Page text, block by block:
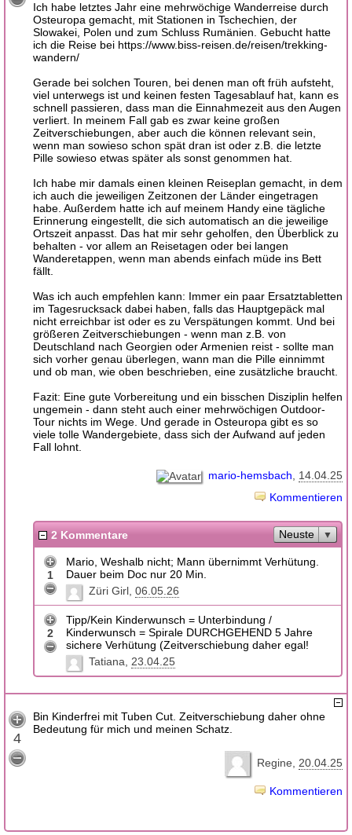
Ich habe letztes Jahr eine mehrwöchige Wanderreise durch
Osteuropa gemacht, mit Stationen in Tschechien, der
Slowakei, Polen und zum Schluss Rumänien. Gebucht hatte
ich die Reise bei https://www.biss-reisen.de/reisen/trekking-
wandern/
Gerade bei solchen Touren, bei denen man oft früh aufsteht,
viel unterwegs ist und keinen festen Tagesablauf hat, kann es
schnell passieren, dass man die Einnahmezeit aus den Augen
verliert. In meinem Fall gab es zwar keine großen
Zeitverschiebungen, aber auch die können relevant sein,
wenn man sowieso schon spät dran ist oder z.B. die letzte
Pille sowieso etwas später als sonst genommen hat.
Ich habe mir damals einen kleinen Reiseplan gemacht, in dem
ich auch die jeweiligen Zeitzonen der Länder eingetragen
habe. Außerdem hatte ich auf meinem Handy eine tägliche
Erinnerung eingestellt, die sich automatisch an die jeweilige
Ortszeit anpasst. Das hat mir sehr geholfen, den Überblick zu
behalten - vor allem an Reisetagen oder bei langen
Wanderetappen, wenn man abends einfach müde ins Bett
fällt.
Was ich auch empfehlen kann: Immer ein paar Ersatztabletten
im Tagesrucksack dabei haben, falls das Hauptgepäck mal
nicht erreichbar ist oder es zu Verspätungen kommt. Und bei
größeren Zeitverschiebungen - wenn man z.B. von
Deutschland nach Georgien oder Armenien reist - sollte man
sich vorher genau überlegen, wann man die Pille einnimmt
und ob man, wie oben beschrieben, eine zusätzliche braucht.
Fazit: Eine gute Vorbereitung und ein bisschen Disziplin helfen
ungemein - dann steht auch einer mehrwöchigen Outdoor-
Tour nichts im Wege. Und gerade in Osteuropa gibt es so
viele tolle Wandergebiete, dass sich der Aufwand auf jeden
Fall lohnt.
mario-hemsbach
14.04.25
Kommentieren
2 Kommentare Neuste
1
Mario, Weshalb nicht; Mann übernimmt Verhütung.
Dauer beim Doc nur 20 Min.
Züri Girl 06.05.26
2
Tipp/Kein Kinderwunsch = Unterbindung /
Kinderwunsch = Spirale DURCHGEHEND 5 Jahre
sichere Verhütung (Zeitverschiebung daher egal!
Tatiana 23.04.25
4
Bin Kinderfrei mit Tuben Cut. Zeitverschiebung daher ohne
Bedeutung für mich und meinen Schatz.
Regine 20.04.25
Kommentieren